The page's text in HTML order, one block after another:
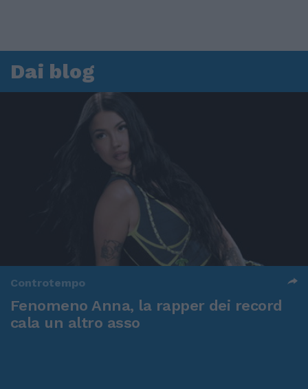
Dai blog
Controtempo
Fenomeno Anna, la rapper dei record
cala un altro asso